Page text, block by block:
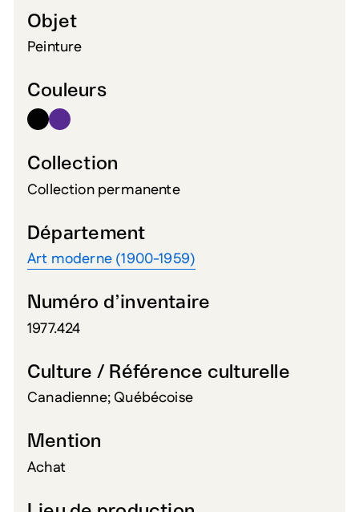
Objet
Peinture
Couleurs
Collection
Collection permanente
Département
Art moderne (1900-1959)
Numéro d’inventaire
1977.424
Culture / Référence culturelle
Canadienne; Québécoise
Mention
Achat